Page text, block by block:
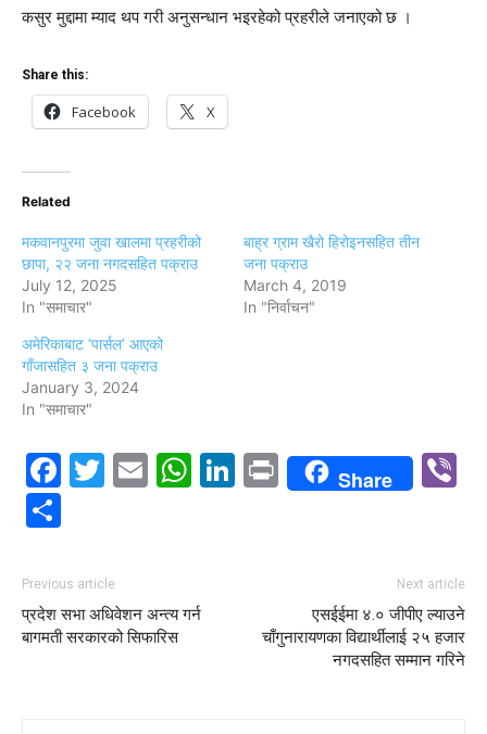
कसुर मुद्दामा म्याद थप गरी अनुसन्धान भइरहेको प्रहरीले जनाएको छ ।
Share this:
Facebook X
Related
मकवानपुरमा जुवा खालमा प्रहरीको
छापा, २२ जना नगदसहित पक्राउ
July 12, 2025
In "समाचार"
बाह्र ग्राम खैरो हिरोइनसहित तीन
जना पक्राउ
March 4, 2019
In "निर्वाचन"
अमेरिकाबाट ‘पार्सल’ आएको
गाँजासहित ३ जना पक्राउ
January 3, 2024
In "समाचार"
Facebook
Twitter
EmailWhatsApp
LinkedIn
PrintShare
Previous article
प्रदेश सभा अधिवेशन अन्त्य गर्न
बागमती सरकारको सिफारिस
Next article
एसईईमा ४.० जीपीए ल्याउने
चाँगुनारायणका विद्यार्थीलाई २५ हजार
नगदसहित सम्मान गरिने